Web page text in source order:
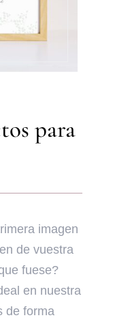
para
imagen
de vuestra
fuese?
en nuestra
de forma